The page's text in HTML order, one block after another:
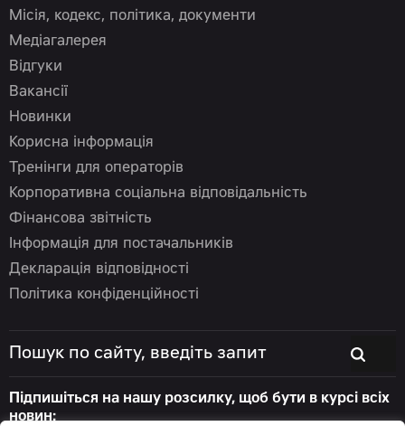
Місія, кодекс, політика, документи
Медіагалерея
Відгуки
Вакансії
Новинки
Корисна інформація
Тренінги для операторів
Корпоративна соціальна відповідальність
Фінансова звітність
Інформація для постачальників
Декларація відповідності
Політика конфіденційності
Підпишіться на нашу розсилку, щоб бути в курсі всіх
новин: